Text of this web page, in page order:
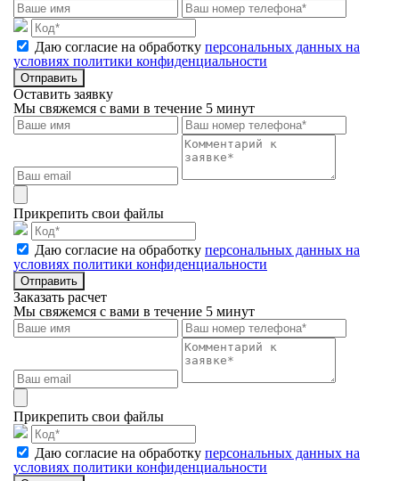
Даю согласие на обработку персональных данных на
условиях политики конфиденциальности
Отправить
Оставить заявку
Мы свяжемся с вами в течение 5 минут
Прикрепить свои файлы
Даю согласие на обработку персональных данных на
условиях политики конфиденциальности
Отправить
Заказать расчет
Мы свяжемся с вами в течение 5 минут
Прикрепить свои файлы
Даю согласие на обработку персональных данных на
условиях политики конфиденциальности